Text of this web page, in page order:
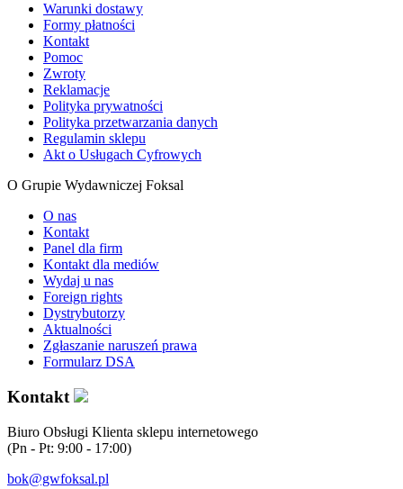
Warunki dostawy
Formy płatności
Kontakt
Pomoc
Zwroty
Reklamacje
Polityka prywatności
Polityka przetwarzania danych
Regulamin sklepu
Akt o Usługach Cyfrowych
O Grupie Wydawniczej Foksal
O nas
Kontakt
Panel dla firm
Kontakt dla mediów
Wydaj u nas
Foreign rights
Dystrybutorzy
Aktualności
Zgłaszanie naruszeń prawa
Formularz DSA
Kontakt
Biuro Obsługi Klienta sklepu internetowego
(Pn - Pt: 9:00 - 17:00)
bok@gwfoksal.pl